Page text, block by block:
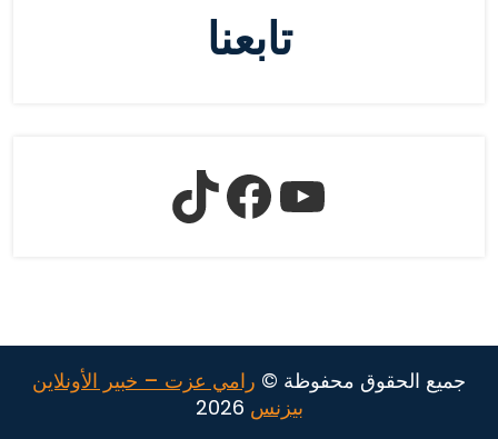
تابعنا
جميع الحقوق محفوظة © رامي عزت – خبير الأونلاين
بيزنس